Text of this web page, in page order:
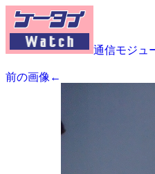
通信モジュ
前の画像←